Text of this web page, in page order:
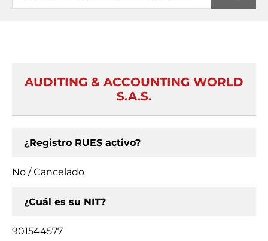
AUDITING & ACCOUNTING WORLD
S.A.S.
¿Registro RUES activo?
No / Cancelado
¿Cuál es su NIT?
901544577